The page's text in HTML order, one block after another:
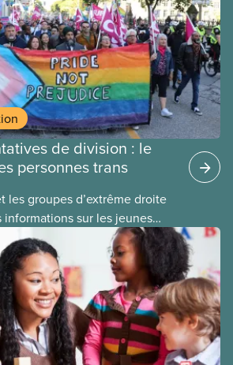
de division : le
personnes trans
les groupes d’extrême droite
sur les jeunes
de semer la discorde dans
les jeunes trans, ils cherchent
de leurs politiques
la haine envers les
à des fins politiques. Les
sont gagnants lorsque la
les travailleuses et